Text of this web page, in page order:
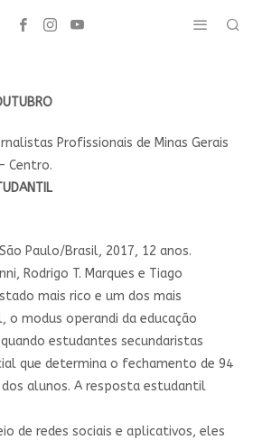
Profissionais de Minas Gerais
Centro.
Paulo/Brasil, 2017, 12 anos.
Rodrigo T. Marques e Tiago
mais rico e um dos mais
o modus operandi da educação
estudantes secundaristas
que determina o fechamento de 94
alunos. A resposta estudantil
de redes sociais e aplicativos, eles